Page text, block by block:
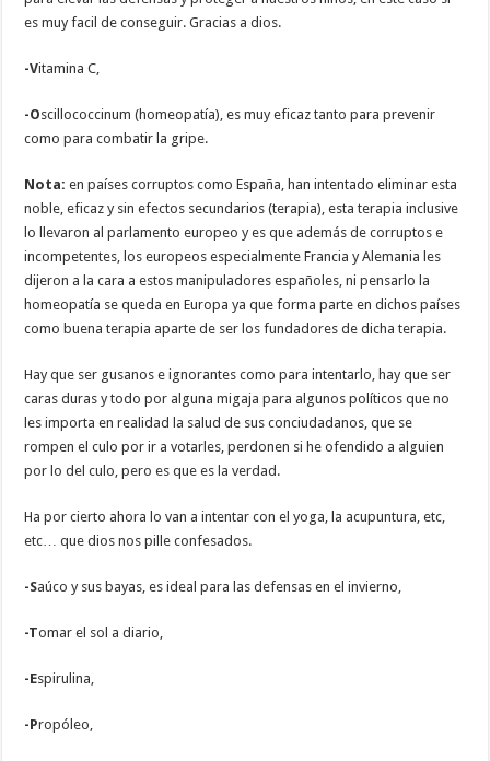
es muy facil de conseguir. Gracias a dios.
-Vitamina C,
-Oscillococcinum (homeopatía), es muy eficaz tanto para prevenir
como para combatir la gripe.
Nota: en países corruptos como España, han intentado eliminar esta
noble, eficaz y sin efectos secundarios (terapia), esta terapia inclusive
lo llevaron al parlamento europeo y es que además de corruptos e
incompetentes, los europeos especialmente Francia y Alemania les
dijeron a la cara a estos manipuladores españoles, ni pensarlo la
homeopatía se queda en Europa ya que forma parte en dichos países
como buena terapia aparte de ser los fundadores de dicha terapia.
Hay que ser gusanos e ignorantes como para intentarlo, hay que ser
caras duras y todo por alguna migaja para algunos políticos que no
les importa en realidad la salud de sus conciudadanos, que se
rompen el culo por ir a votarles, perdonen si he ofendido a alguien
por lo del culo, pero es que es la verdad.
Ha por cierto ahora lo van a intentar con el yoga, la acupuntura, etc,
etc… que dios nos pille confesados.
-Saúco y sus bayas, es ideal para las defensas en el invierno,
-Tomar el sol a diario,
-Espirulina,
-Propóleo,